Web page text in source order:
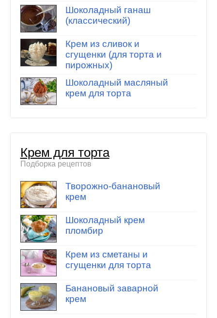
Шоколадный ганаш
(классический)
Крем из сливок и
сгущенки (для торта и
пирожных)
Шоколадный масляный
крем для торта
Крем для торта
Подборка рецептов
Творожно-банановый
крем
Шоколадный крем
пломбир
Крем из сметаны и
сгущенки для торта
Банановый заварной
крем